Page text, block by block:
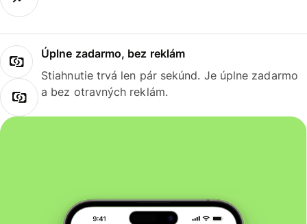
Úplne zadarmo, bez reklám
Stiahnutie trvá len pár sekúnd. Je úplne zadarmo
a bez otravných reklám.